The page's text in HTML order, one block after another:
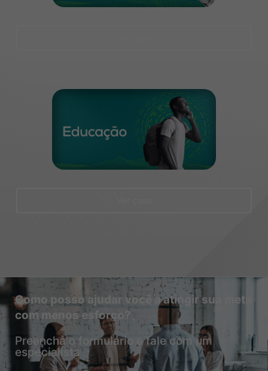
Como posso ajudar você a atingir sua meta
com menos esforço?
Preencha o formulário e fale com um
especialista